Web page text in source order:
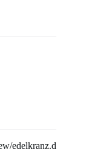
edelkranz.d